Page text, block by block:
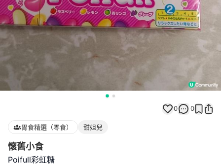
0 0
胃食精選（零食） 甜姐兒
懷舊小食